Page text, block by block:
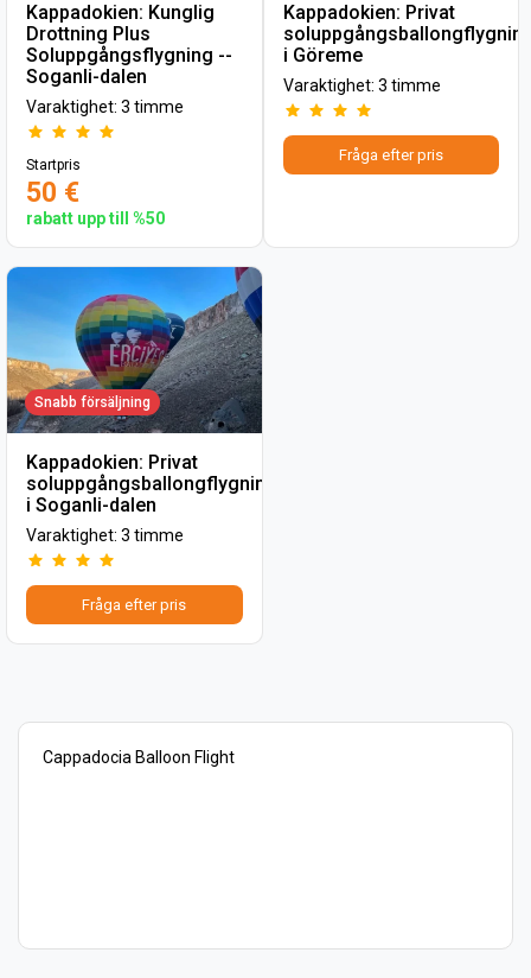
Kappadokien: Kunglig
Drottning Plus
Soluppgångsflygning --
Soganli-dalen
Varaktighet: 3 timme
Startpris
50 €
rabatt upp till %50
Kappadokien: Privat
i Göreme
Varaktighet: 3 timme
Fråga efter pris
Snabb försäljning
Kappadokien: Privat
soluppgångsballongflygning
i Soganli-dalen
Varaktighet: 3 timme
Fråga efter pris
Cappadocia Balloon Flight